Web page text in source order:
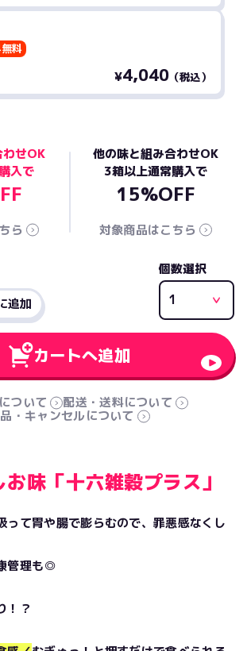
料
¥4,040（税込）
わせOK
入で
ら
他の味と組み合わせOK
3箱以上通常購入で
15%OFF
対象商品はこちら
個数選択
カートへ追加
追加
ついて
配送・送料について
・キャンセルについて
味「十六雑穀プラス」
って胃や腸で膨らむので、罪悪感なくし
管理も◎
！？